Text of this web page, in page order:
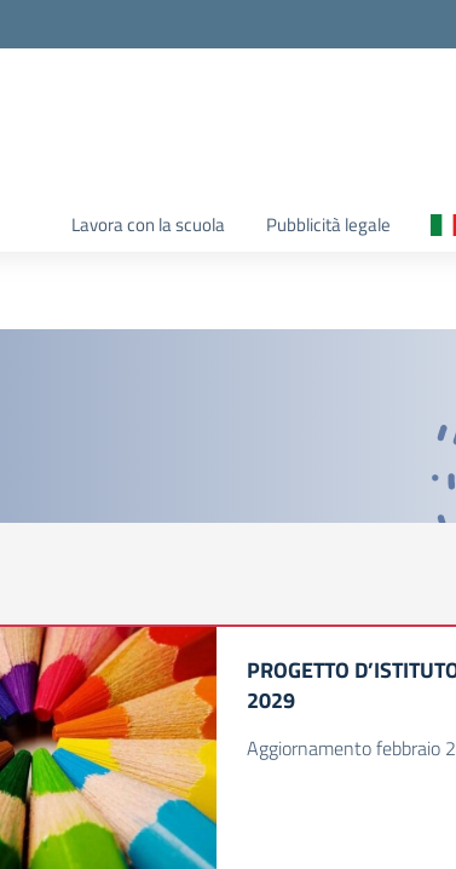
Lavora con la scuola Pubblicità legale
PROGETTO
2029
Aggiornamento febbraio